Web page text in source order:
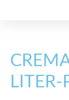
LITER-